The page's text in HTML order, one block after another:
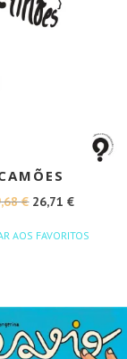
€ O
26,71€O
AOS FAVORITOS